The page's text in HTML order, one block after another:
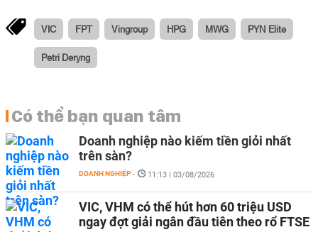
VIC FPT Vingroup HPG MWG PYN Elite
Petri Deryng
Có thể bạn quan tâm
Doanh nghiệp nào kiếm tiền giỏi nhất
trên sàn?
DOANH NGHIỆP - 11:13 | 03/08/2026
VIC, VHM có thể hút hơn 60 triệu USD
ngay đợt giải ngân đầu tiên theo rổ FTSE